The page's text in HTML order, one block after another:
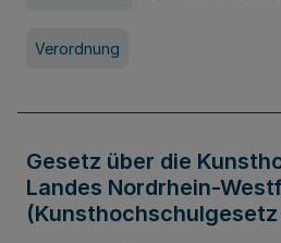
Verordnung
Gesetz über die
Landes Nordrhein-
(Kunsthochschulgesetz